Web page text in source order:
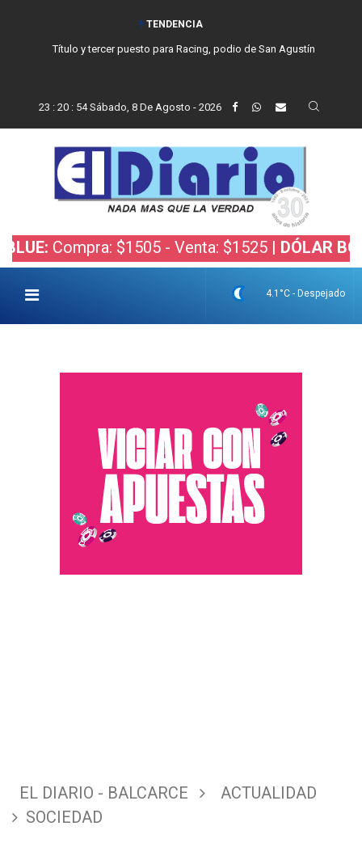
TENDENCIA
Título y tercer puesto para Racing, podio de San Agustín
23 : 20 : 56 Sábado, 8 De Agosto - 2026
$1505 - Venta: $1525 |DÓLAR BOLSA:
4.1°C - Despejado
EL DIARIO - BALCARCE
ACTUALIDAD
SOCIEDAD